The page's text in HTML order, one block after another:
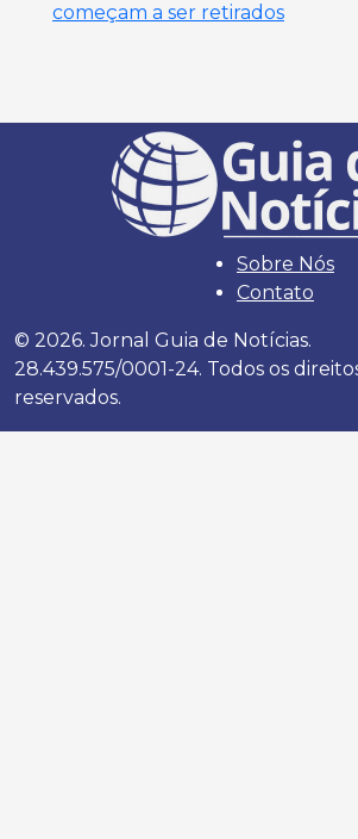
começam a ser retirados
Sobre Nós
Contato
© 2026. Jornal Guia de Notícias.
28.439.575/0001-24. Todos os
reservados.